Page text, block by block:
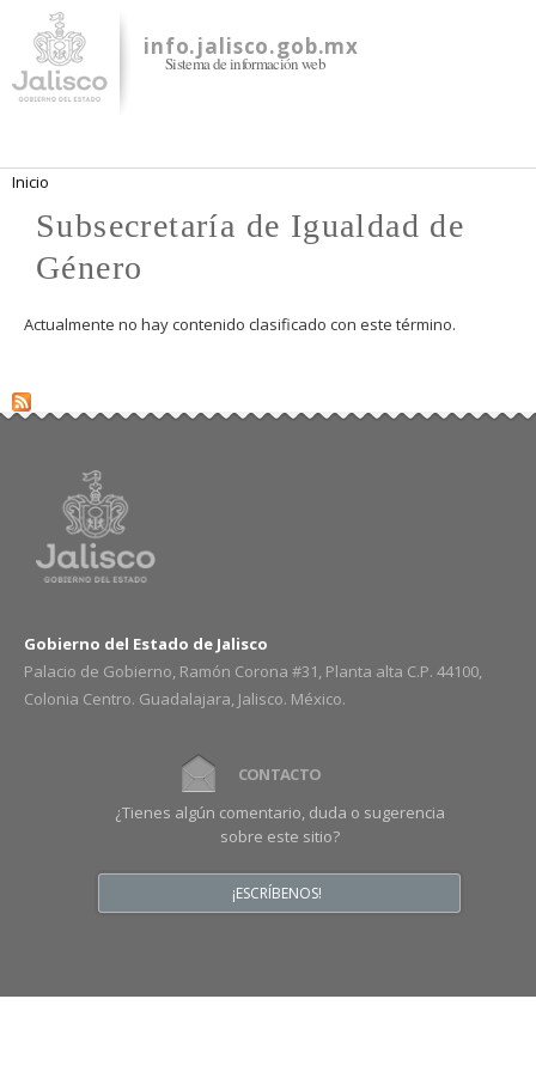
contenido
principal
info.jalisco.gob.mx
Sistema de información web
Se encuentra usted aquí
Inicio
Subsecretaría de Igualdad de
Género
Actualmente no hay contenido clasificado con este término.
Gobierno del Estado de Jalisco
Palacio de Gobierno, Ramón Corona #31, Planta alta C.P. 44100,
Colonia Centro. Guadalajara, Jalisco. México.
CONTACTO
¿Tienes algún comentario, duda o sugerencia
sobre este sitio?
¡ESCRÍBENOS!